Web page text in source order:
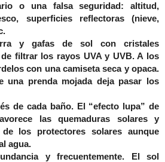
o una falsa seguridad: altitud,
superficies reflectoras (nieve,
y gafas de sol con cristales
de filtrar los rayos UVA y UVB. A los
con una camiseta seca y opaca.
una prenda mojada deja pasar los
de cada baño. El “efecto lupa” de
las quemaduras solares y
los protectores solares aunque
agua.
y frecuentemente. El sol